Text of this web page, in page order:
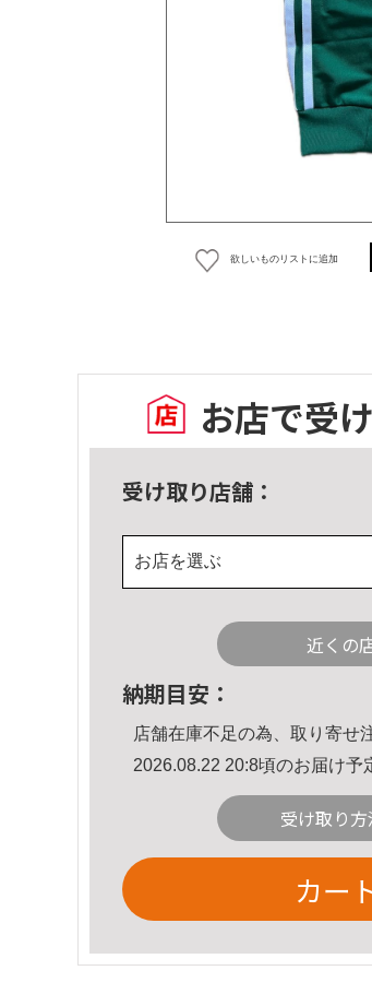
欲しいものリストに追加
お店で受
受け取り店舗：
お店を選ぶ
近くの
納期目安：
店舗在庫不足の為、取り寄せ
2026.08.22 20:8頃のお届け予
受け取り
カー